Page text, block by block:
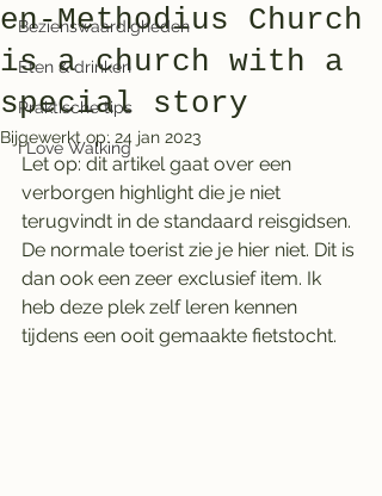
Bezienswaardigheden
Eten & drinken
Praktische tips
I Love Walking
en-Methodius Church
is a church with a
special story
Bijgewerkt op: 24 jan 2023
Let op: dit artikel gaat over een
verborgen highlight die je niet
terugvindt in de standaard reisgidsen.
De normale toerist zie je hier niet. Dit is
dan ook een zeer exclusief item. Ik
heb deze plek zelf leren kennen
tijdens een ooit gemaakte fietstocht.